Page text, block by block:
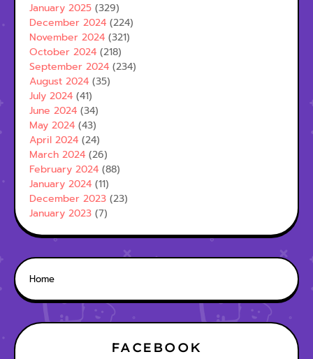
January 2025 (329)
December 2024 (224)
November 2024 (321)
October 2024 (218)
September 2024 (234)
August 2024 (35)
July 2024 (41)
June 2024 (34)
May 2024 (43)
April 2024 (24)
March 2024 (26)
February 2024 (88)
January 2024 (11)
December 2023 (23)
January 2023 (7)
Home
FACEBOOK